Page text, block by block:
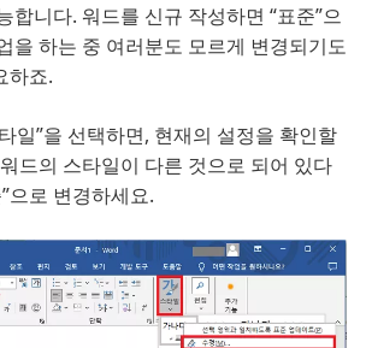
합니다. 워드를 신규 작성하면 “표준”으
을 하는 중 여러분도 모르게 변경되기도
하죠.
일”을 선택하면, 현재의 설정을 확인할
드의 스타일이 다른 것으로 되어 있다
으로 변경하세요.